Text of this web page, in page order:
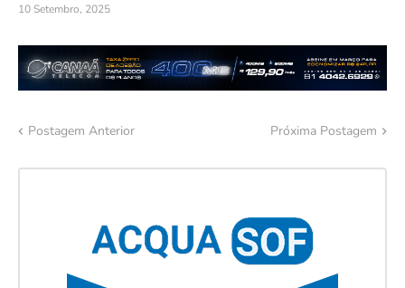
10 Setembro, 2025
Postagem Anterior Próxima Postagem